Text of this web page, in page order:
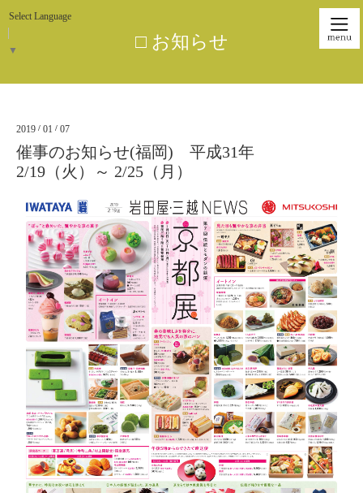
Select Language
▼ □ お知らせ
2019 / 01 / 07
催事のお知らせ(福岡) 平成31年
2/19（火）～ 2/25（月）